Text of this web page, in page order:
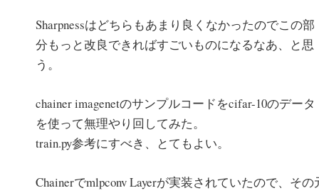
Sharpnessはどちらもあまり良くなかったのでこの部
分もっと改良できればすごいものになるなあ、と思
う。
chainer imagenetのサンプルコードをcifar-10のデータ
を使って無理やり回してみた。
train.py参考にすべき、とてもよい。
Chainerでmlpconv Layerが実装されていたので、その